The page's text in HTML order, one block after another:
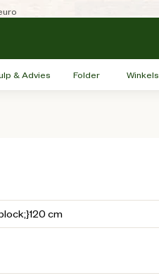
& Advies Folder Winkels